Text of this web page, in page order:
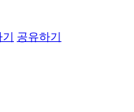
공유하기